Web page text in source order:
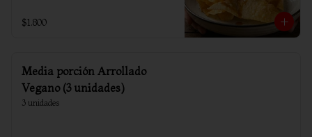
$1.800
Media porción Arrollado
Vegano (3 unidades)
3 unidades